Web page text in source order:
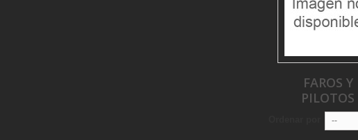
FAROS Y
PILOTOS
--